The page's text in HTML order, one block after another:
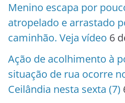
Menino escapa por
atropelado e arrastado
caminhão. Veja vídeo 6
Ação de acolhimento à
situação de rua ocorre
Ceilândia nesta sexta (7)